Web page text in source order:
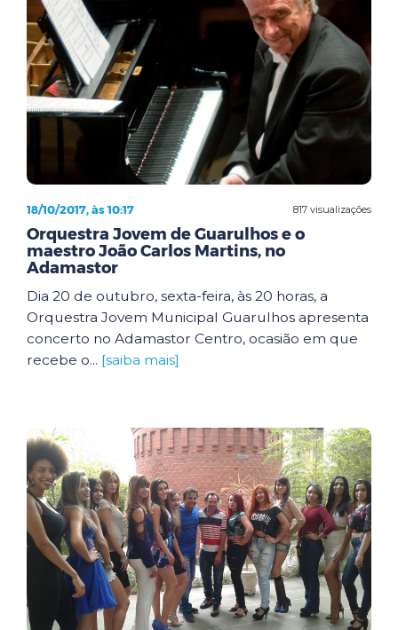
817 visualizações
18/10/2017, às 10:17
Orquestra Jovem de Guarulhos e o
maestro João Carlos Martins, no
Adamastor
Dia 20 de outubro, sexta-feira, às 20 horas, a
Orquestra Jovem Municipal Guarulhos apresenta
concerto no Adamastor Centro, ocasião em que
recebe o... [saiba mais]